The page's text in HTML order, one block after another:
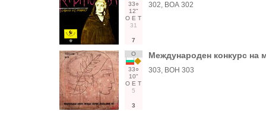
33○
12"
О Е Т
31
7
302, ВОА 302
О
33○
10"
О Е Т
5
3
Международен конкурс на
303, ВОН 303